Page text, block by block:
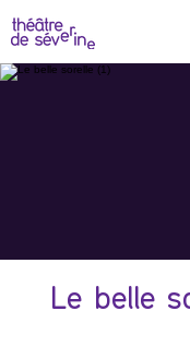
Le belle